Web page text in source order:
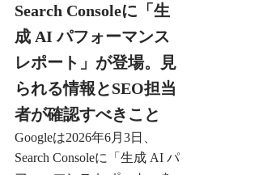
Search Consoleに「生
成 AI パフォーマンス
レポート」が登場。見
られる情報とSEO担当
者が確認すべきこと
Googleは2026年6月3日、
Search Consoleに「生成 AI パ